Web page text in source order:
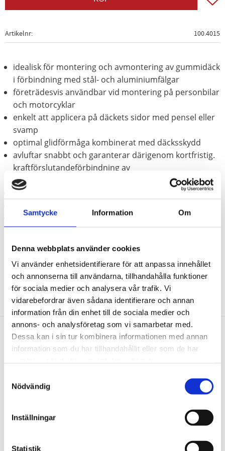
Samtycke Information Om
Denna webbplats använder cookies
Vi använder enhetsidentifierare för att anpassa innehållet
och annonserna till användarna, tillhandahålla funktioner
för sociala medier och analysera vår trafik. Vi
vidarebefordrar även sådana identifierare och annan
information från din enhet till de sociala medier och
annons- och analysföretag som vi samarbetar med.
Dessa kan i sin tur kombinera informationen med annan
information som du har tillhandahållit eller som de har
Nödvändig
Inställningar
Statistik
Artikelnr 100.4015
idealisk för montering och avmontering av gummidäck
i förbindning med stål- och aluminiumfälgar
företrädesvis användbar vid montering på personbilar
och motorcyklar
enkelt att applicera på däckets sidor med pensel eller
svamp
optimal glidförmåga kombinerat med däcksskydd
avluftar snabbt och garanterar därigenom kortfristig.
kraftförslutandeförbindning av
inbyggnadskomponenter
förhindrar bildandet av vita rester på däcksidan
Leverans i hink
motorcyklar
Nyhetsbrev
integritetspolicy.